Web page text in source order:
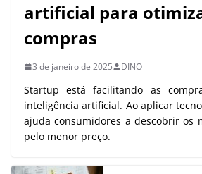
artificial para
compras
3 de janeiro de 2025 DINO
Startup está facilitando as
inteligência artificial. Ao aplicar
ajuda consumidores a descobrir os
pelo menor preço.